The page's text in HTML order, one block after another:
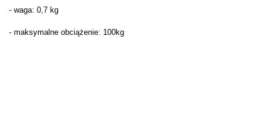
- waga: 0,7 kg
- maksymalne obciążenie: 100kg